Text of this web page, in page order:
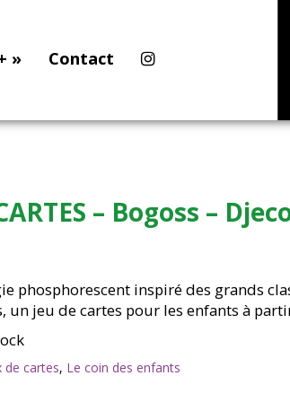
» Contact
– Bogoss –
phosphorescent inspiré des grands
un jeu de cartes pour les enfants à
de cartes, Le coin des enfants